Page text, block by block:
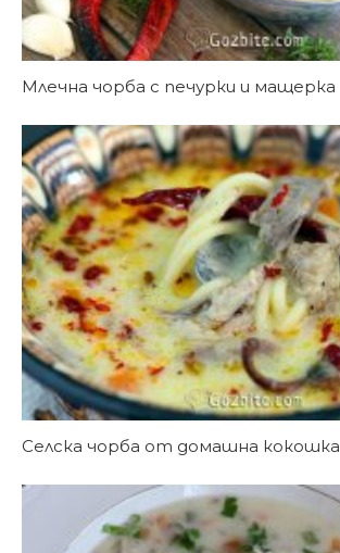
Млечна чорба с печурки и мащерка
Селска чорба от домашна кокошка